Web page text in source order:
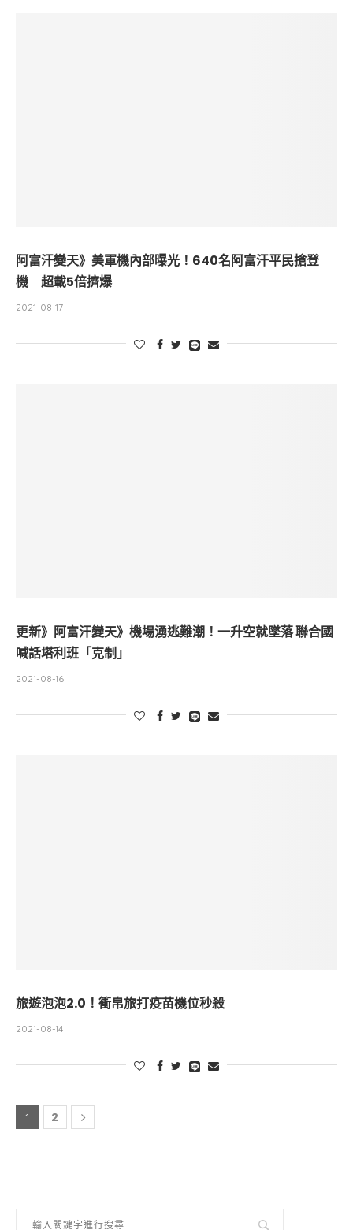
阿富汗變天》美軍機內部曝光！640名阿富汗平民搶登
機 超載5倍擠爆
2021-08-17
更新》阿富汗變天》機場湧逃難潮！一升空就墜落 聯合國
喊話塔利班「克制」
2021-08-16
旅遊泡泡2.0！衝帛旅打疫苗機位秒殺
2021-08-14
1 2